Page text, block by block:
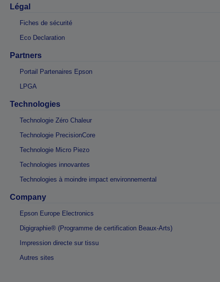
Légal
Fiches de sécurité
Eco Declaration
Partners
Portail Partenaires Epson
LPGA
Technologies
Technologie Zéro Chaleur
Technologie PrecisionCore
Technologie Micro Piezo
Technologies innovantes
Technologies à moindre impact environnemental
Company
Epson Europe Electronics
Digigraphie® (Programme de certification Beaux-Arts)
Impression directe sur tissu
Autres sites